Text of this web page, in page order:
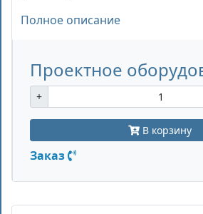
Полное описание
Проектное
+
В корзину
Заказ